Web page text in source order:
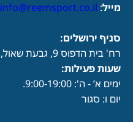
מייל:
info@reemsport.co.il
סניף ירושלים:
רח' בית הדפוס 9, גבעת שאול, ירושלים -חניה חינם
שעות פעילות:
ימים א’ - ה': 9:00-19:00.
יום ו: סגור